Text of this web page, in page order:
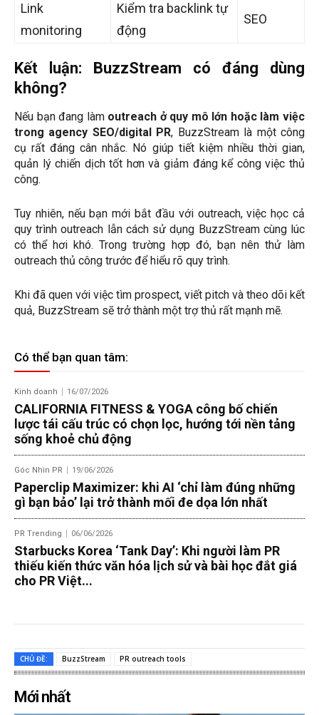
Link
monitoring
Kiểm tra backlink tự
động
SEO
Kết luận: BuzzStream có đáng dùng
không?
Nếu bạn đang làm outreach ở quy mô lớn hoặc làm việc
trong agency SEO/digital PR, BuzzStream là một công
cụ rất đáng cân nhắc. Nó giúp tiết kiệm nhiều thời gian,
quản lý chiến dịch tốt hơn và giảm đáng kể công việc thủ
công.
Tuy nhiên, nếu bạn mới bắt đầu với outreach, việc học cả
quy trình outreach lẫn cách sử dụng BuzzStream cùng lúc
có thể hơi khó. Trong trường hợp đó, bạn nên thử làm
outreach thủ công trước để hiểu rõ quy trình.
Khi đã quen với việc tìm prospect, viết pitch và theo dõi kết
quả, BuzzStream sẽ trở thành một trợ thủ rất mạnh mẽ.
Có thể bạn quan tâm:
Kinh doanh 16/07/2026
CALIFORNIA FITNESS & YOGA công bố chiến
lược tái cấu trúc có chọn lọc, hướng tới nền tảng
sống khoẻ chủ động
Góc Nhìn PR 19/06/2026
Paperclip Maximizer: khi AI ‘chỉ làm đúng những
gì bạn bảo’ lại trở thành mối đe dọa lớn nhất
PR Trending 06/06/2026
Starbucks Korea ‘Tank Day’: Khi người làm PR
thiếu kiến thức văn hóa lịch sử và bài học đắt giá
cho PR Việt...
CHỦ ĐỀ: BuzzStream PR outreach tools
Mới nhất